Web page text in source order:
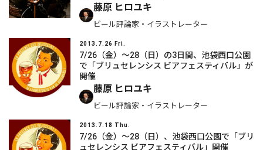
藤原 ヒロユキ
ビール評論家・イラストレーター
2013.7.26 Fri.
7/26（金）～28（日）の3日間、池袋西口公園
で「ブリュセレンシス ビアフェスティバル」が
開催
藤原 ヒロユキ
ビール評論家・イラストレーター
2013.7.18 Thu.
7/26（金）～28（日）、池袋西口公園で「ブリ
ュセレンシス ビアフェスティバル」開催